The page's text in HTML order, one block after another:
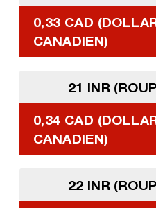
0,33 CAD
CANADIEN)
21 INR
0,34 CAD
CANADIEN)
22 INR